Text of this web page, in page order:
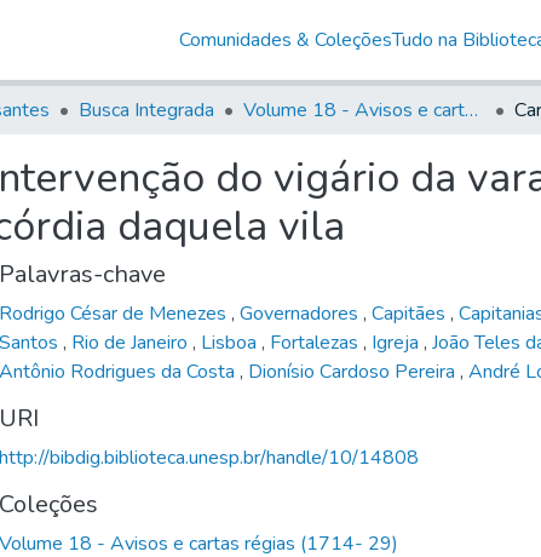
Comunidades & ColeçõesTudo na
Busca Integrada Volume 18 - Avisos e cartas régias (1714- 29)
do vigário da
daquela vila
Palavras-chave
Rodrigo César de Menezes , Governadores , Capitães ,
Santos , Rio de Janeiro , Lisboa , Fortalezas , Igreja , João Teles
Antônio Rodrigues da Costa , Dionísio Cardoso Pereira , André
URI
http://bibdig.biblioteca.unesp.br/handle/10/14808
Coleções
Volume 18 - Avisos e cartas régias (1714- 29)